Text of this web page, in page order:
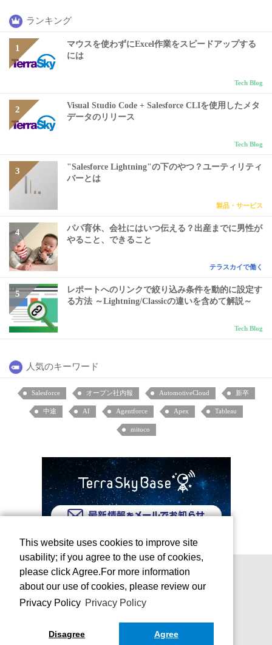
ランキング
マウスを使わずにExcel作業をスピードアップする
には
Tech Blog
Visual Studio Code + Salesforce CLIを使用したメタ
データのリリース
Tech Blog
"Salesforce Lightning"の下のやつ？ユーティリティ
バーとは
製品・サービス
パパ育休、会社にはいつ伝える？出産までに男性が
やること、できること
テラスカイで働く
レポートへのリンクで絞り込み条件を動的に設定す
る方法 ～Lightning/Classicの違いを含めて解説～
Tech Blog
人気のキーワード
Salesforce オープン社内報 AutomotiveCloud 新卒
中途 AI Agentforce Apex Tableau
mitoco
お問い合わせ 運営会社
This website uses cookies to improve site
usability; if you agree to the use of cookies,
please click Agree.For more information
about our use of cookies, please review our
Privacy Policy Privacy Policy
Disagree Agree